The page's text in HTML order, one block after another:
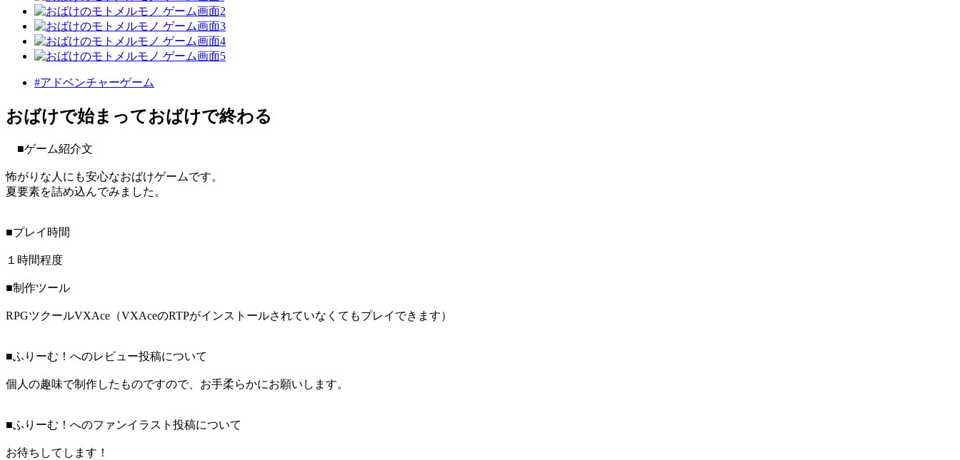
#アドベンチャーゲーム
おばけで始まっておばけで終わる
■ゲーム紹介文
怖がりな人にも安心なおばけゲームです。
夏要素を詰め込んでみました。
■プレイ時間
１時間程度
■制作ツール
RPGツクールVXAce（VXAceのRTPがインストールされていなくてもプレイできます）
■ふりーむ！へのレビュー投稿について
個人の趣味で制作したものですので、お手柔らかにお願いします。
■ふりーむ！へのファンイラスト投稿について
お待ちしてします！